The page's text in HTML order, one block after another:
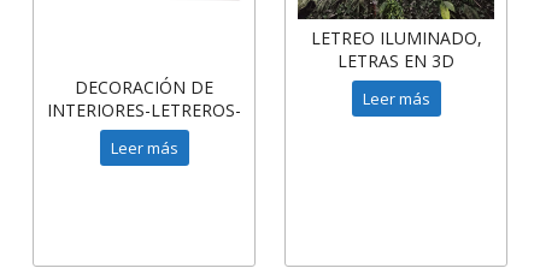
DECORACIÓN DE
INTERIORES-LETREROS-
LETRAS 3D
Leer más
LETREO ILUMINADO,
LETRAS EN 3D
ACRILICO ILUMINADO
Leer más